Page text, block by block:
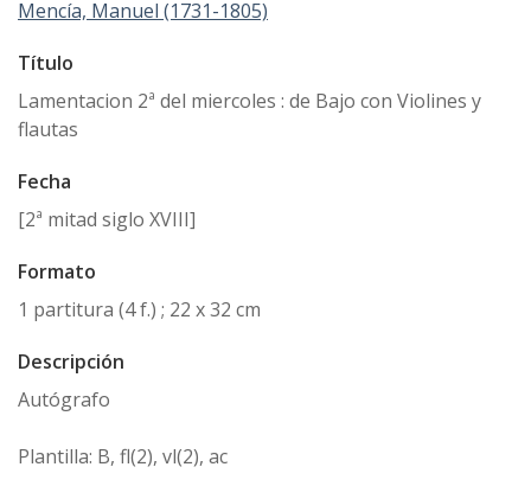
Mencía, Manuel (1731-1805)
Título
Lamentacion 2ª del miercoles : de Bajo con Violines y
flautas
Fecha
[2ª mitad siglo XVIII]
Formato
1 partitura (4 f.) ; 22 x 32 cm
Descripción
Autógrafo
Plantilla: B, fl(2), vl(2), ac